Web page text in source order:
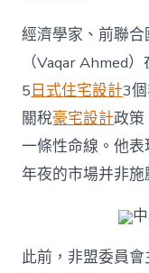
經濟學家、前聯合
（Vaqar Ahmed
5日式住宅設計3
關稅豪宅設計政策
一條性命線。他
年夜的市場并非
此前，非盟委員會